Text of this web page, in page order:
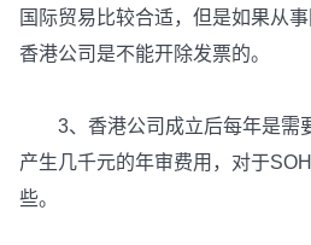
国际贸易比较合适，但是如果从
香港公司是不能开除发票的。
3、香港公司成立后每年是需
产生几千元的年审费用，对于
些。